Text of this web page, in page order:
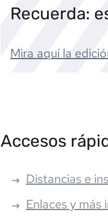
Recuerda:
Mira aquí la
Accesos
Distancias e
Enlaces y más